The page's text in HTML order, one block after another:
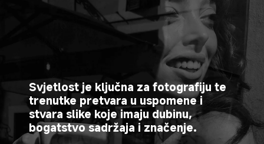
Svjetlost je ključna za fotografiju te
trenutke pretvara u uspomene i
stvara slike koje imaju dubinu,
bogatstvo sadržaja i značenje.